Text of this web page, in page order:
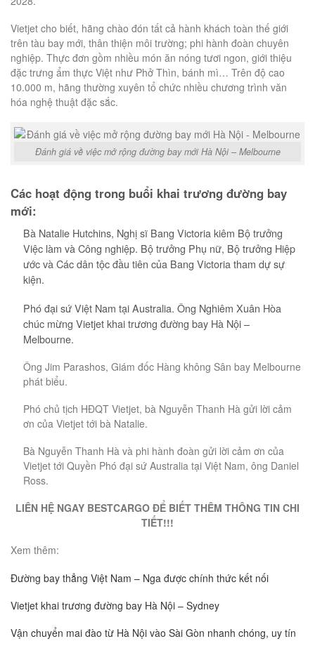
Vietjet cho biết, hãng chào đón tất cả hành khách toàn thế giới
trên tàu bay mới, thân thiện môi trường; phi hành đoàn chuyên
nghiệp. Thực đơn gồm nhiều món ăn nóng tươi ngon, giới thiệu
đặc trưng ẩm thực Việt như Phở Thìn, bánh mì… Trên độ cao
10.000 m, hãng thường xuyên tổ chức nhiều chương trình văn
hóa nghệ thuật đặc sắc.
Đánh giá về việc mở rộng đường bay mới Hà Nội – Melbourne
Các hoạt động trong buổi khai trương đường bay
mới:
Bà Natalie Hutchins, Nghị sĩ Bang Victoria kiêm Bộ trưởng
Việc làm và Công nghiệp. Bộ trưởng Phụ nữ, Bộ trưởng Hiệp
ước và Các dân tộc đầu tiên của Bang Victoria tham dự sự
kiện.
Phó đại sứ Việt Nam tại Australia. Ông Nghiêm Xuân Hòa
chúc mừng Vietjet khai trương đường bay Hà Nội –
Melbourne.
Ông Jim Parashos, Giám đốc Hàng không Sân bay Melbourne
phát biểu.
Phó chủ tịch HĐQT Vietjet, bà Nguyễn Thanh Hà gửi lời cảm
ơn của Vietjet tới bà Natalie.
Bà Nguyễn Thanh Hà và phi hành đoàn gửi lời cảm ơn của
Vietjet tới Quyền Phó đại sứ Australia tại Việt Nam, ông Daniel
Ross.
LIÊN HỆ NGAY BESTCARGO ĐỂ BIẾT THÊM THÔNG TIN CHI
TIẾT!!!
Xem thêm:
Đường bay thẳng Việt Nam – Nga được chính thức kết nối
Vietjet khai trương đường bay Hà Nội – Sydney
Vận chuyển mai đào từ Hà Nội vào Sài Gòn nhanh chóng, uy tín